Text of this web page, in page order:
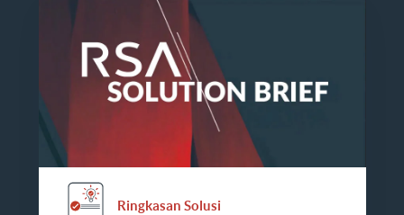
Ringkasan Solusi